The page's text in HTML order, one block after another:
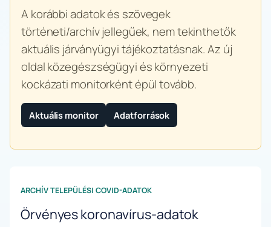
A korábbi adatok és szövegek
történeti/archív jellegűek, nem tekinthetők
aktuális járványügyi tájékoztatásnak. Az új
oldal közegészségügyi és környezeti
kockázati monitorként épül tovább.
Aktuális monitor Adatforrások
ARCHÍV TELEPÜLÉSI COVID-ADATOK
Örvényes koronavírus-adatok